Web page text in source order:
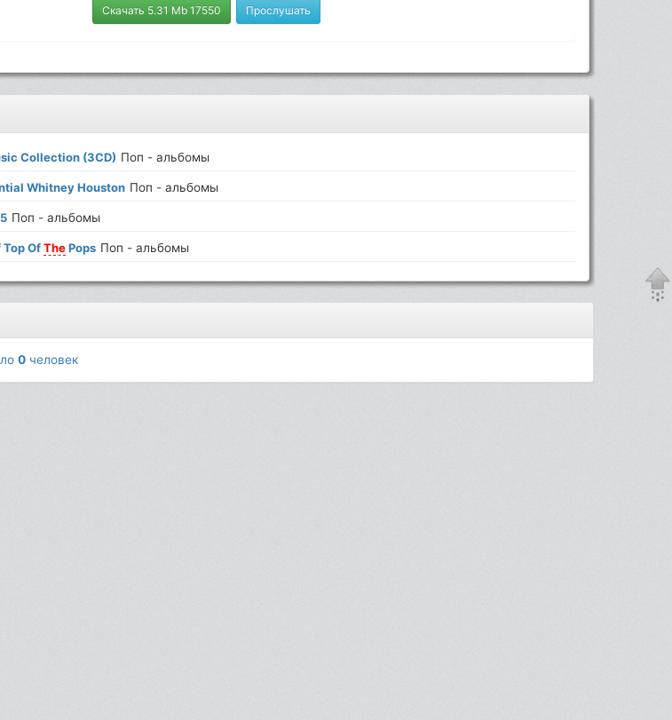
Скачать 5.31 Mb 17550 Прослушать
Collection (3CD) Поп - альбомы
Whitney Houston Поп - альбомы
Поп - альбомы
Top OfThePops Поп - альбомы
0 человек